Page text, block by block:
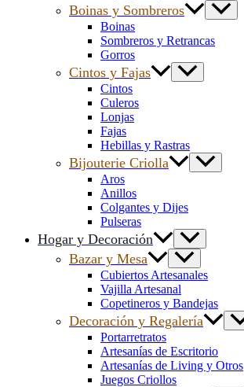
Boinas y Sombreros
Boinas
Sombreros y Retrancas
Gorros
Cintos y Fajas
Cintos
Culeros
Lonjas
Fajas
Hebillas y Rastras
Bijouterie Criolla
Aros
Anillos
Colgantes y Dijes
Pulseras
Hogar y Decoración
Bazar y Mesa
Cubiertos Artesanales
Vajilla Artesanal
Copetineros y Bandejas
Decoración y Regalería
Portarretratos
Artesanías de Escritorio
Artesanías de Living y Otros
Juegos Criollos